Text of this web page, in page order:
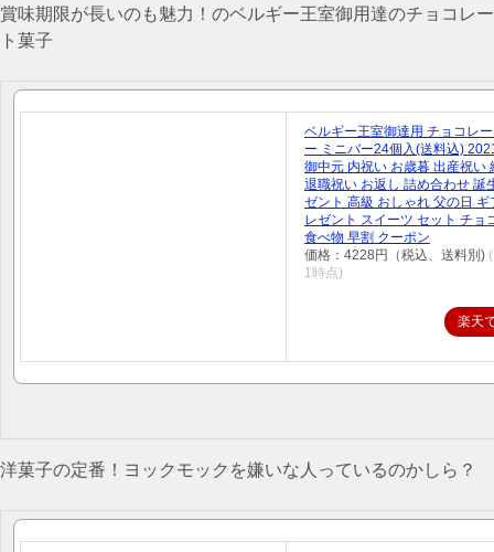
賞味期限が長いのも魅力！のベルギー王室御用達のチョコレー
ト菓子
ベルギー王室御達用 チョコレ
ー ミニバー24個入(送料込)
御中元 内祝い お歳暮 出産祝い
退職祝い お返し 詰め合わせ 誕
ゼント 高級 おしゃれ 父の日 ギ
レゼント スイーツ セット チョ
食べ物 早割 クーポン
価格：4228円（税込、送料別)
1時点)
楽天
洋菓子の定番！ヨックモックを嫌いな人っているのかしら？